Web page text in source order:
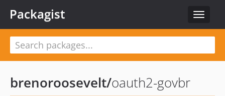
Toggle
Packagist
brenoroosevelt/oauth2-govbr